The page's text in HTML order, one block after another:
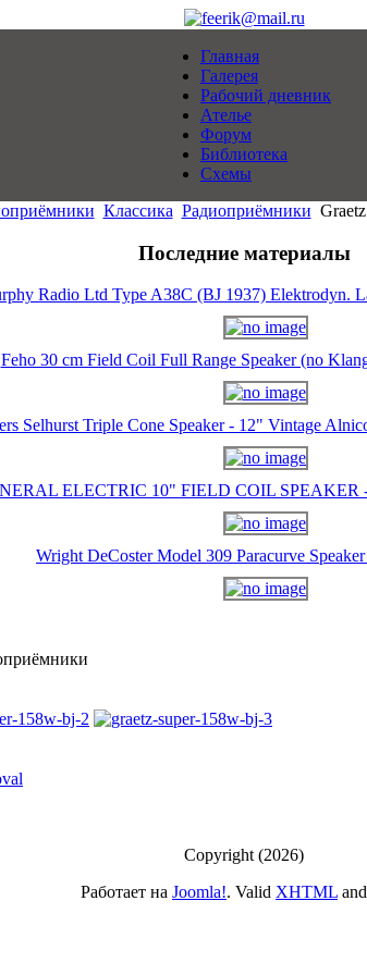
Главная
Галерея
Рабочий дневник
Ателье
Форум
Библиотека
Схемы
Классика Радиоприёмники
Последние материалы
Radio Ltd Type A38C (BJ 1937) Elektrodyn.
Feho 30 cm Field Coil Full Range Speaker (no
Selhurst Triple Cone Speaker - 12" Vintage
ELECTRIC 10" FIELD COIL SPEAKER
Wright DeCoster Model 309 Paracurve
Copyright (2026)
Работает на Joomla!. Valid XHTML and